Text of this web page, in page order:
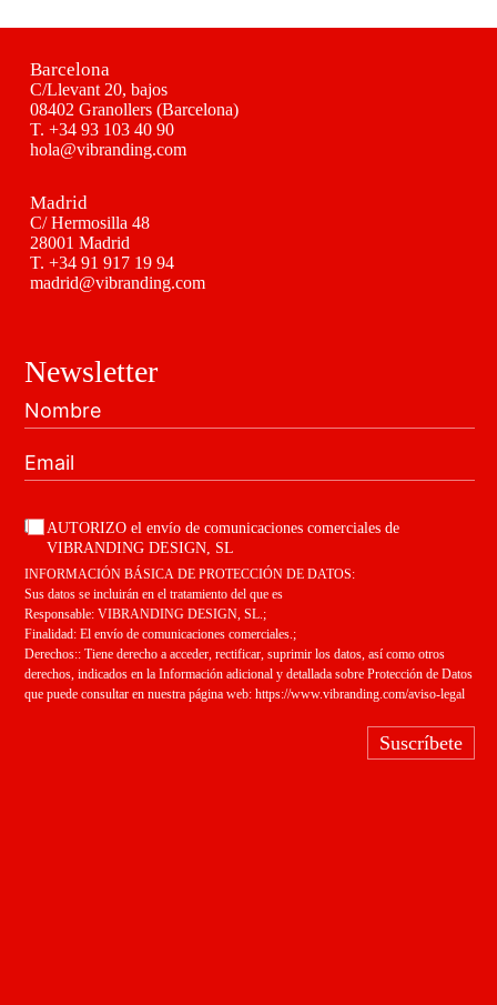
Barcelona
C/Llevant 20, bajos
08402 Granollers (Barcelona)
T. +34 93 103 40 90
hola@vibranding.com
Madrid
C/ Hermosilla 48
28001 Madrid
T. +34 91 917 19 94
madrid@vibranding.com
Newsletter
AUTORIZO el envío de comunicaciones comerciales de
VIBRANDING DESIGN, SL
INFORMACIÓN BÁSICA DE PROTECCIÓN DE DATOS:
Sus datos se incluirán en el tratamiento del que es
Responsable: VIBRANDING DESIGN, SL.;
Finalidad: El envío de comunicaciones comerciales.;
Derechos:: Tiene derecho a acceder, rectificar, suprimir los datos, así como otros
derechos, indicados en la Información adicional y detallada sobre Protección de Datos
que puede consultar en nuestra página web: https://www.vibranding.com/aviso-legal
Suscríbete